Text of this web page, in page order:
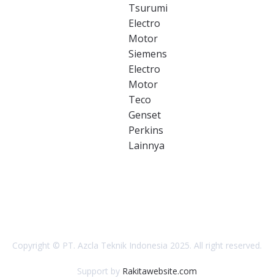
Tsurumi
Electro
Motor
Siemens
Electro
Motor
Teco
Genset
Perkins
Lainnya
Copyright © PT. Azcla Teknik Indonesia 2025. All right reserved.
Support by Rakitawebsite.com